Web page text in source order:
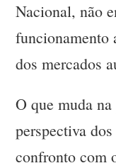
Nacional, não
funcionamento
dos mercados
O que muda
perspectiva
confronto com